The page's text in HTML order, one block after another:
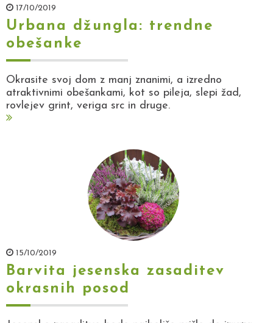
17/10/2019
Urbana džungla: trendne
obešanke
Okrasite svoj dom z manj znanimi, a izredno
atraktivnimi obešankami, kot so pileja, slepi žad,
rovlejev grint, veriga src in druge.
15/10/2019
Barvita jesenska zasaditev
okrasnih posod